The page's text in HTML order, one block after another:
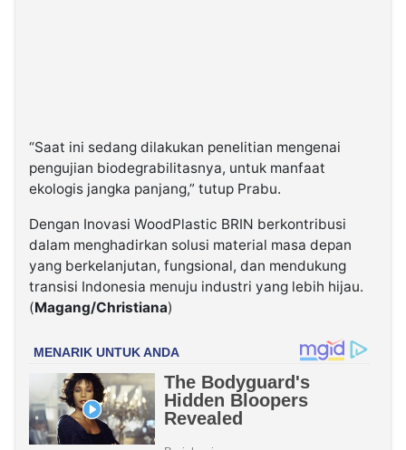
“Saat ini sedang dilakukan penelitian mengenai
pengujian biodegrabilitasnya, untuk manfaat
ekologis jangka panjang,” tutup Prabu.
Dengan Inovasi WoodPlastic BRIN berkontribusi
dalam menghadirkan solusi material masa depan
yang berkelanjutan, fungsional, dan mendukung
transisi Indonesia menuju industri yang lebih hijau.
(Magang/Christiana)